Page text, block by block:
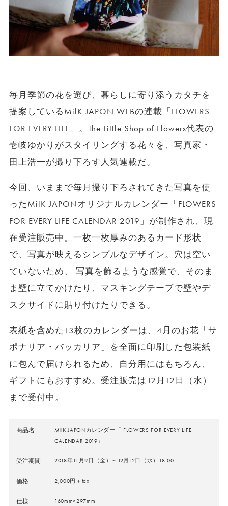
毎月季節の花を選び、暮らしに寄り添うカタチを
提案しているMilK JAPON WEBの連載「FLOWERS
FOR EVERY LIFE」。The Little Shop of Flowers代表の
壱岐ゆかりがスタイリングする花々を、写真家・
田上浩一が撮り下ろす人気連載だ。
今回、いままで毎月撮り下ろされてきた写真を使
ったMilK JAPONオリジナルカレンダー「FLOWERS
FOR EVERY LIFE CALENDAR 2019」が制作され、現
在受注販売中。一枚一枚厚みのあるカード形状
で、写真が映えるシンプルなデザイン。穴は空い
ていないため、 写真を飾るような感覚で、そのま
ま壁に立てかけたり、マスキングテープで壁やデ
スクサイドに貼り付けたりできる。
表紙を含めた13枚のカレンダーは、4月のお花「サ
ポナリア・バッカリア」を全面に印刷した包装紙
に包んで届けられるため、自分用にはもちろん、
ギフトにもおすすめ。受注販売は12月12日（水）
まで受付中。
商品名
MilK JAPONカレンダー「 FLOWERS FOR EVERY LIFE
CALENDAR 2019」
受注期間 2018年11月9日（金）～12月12日（水）18:00
価格 2,000円＋tax
仕様 160mm×297mm